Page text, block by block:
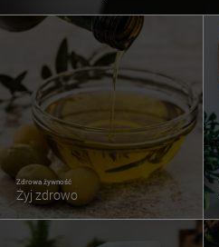
Zdrowa żywność
Żyj zdrowo